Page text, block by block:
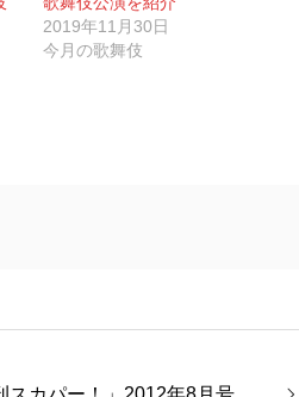
2019年11月30日
今月の歌舞伎